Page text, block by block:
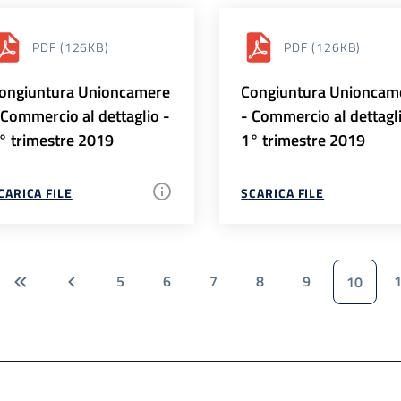
PDF (126KB)
Unioncamere
al dettaglio -
trimestre 2019
FILE
PDF (126KB)
Congiuntura
- Commercio al
1° trimestre 2019
SCARICA FILE
5 6 7 8 9 10